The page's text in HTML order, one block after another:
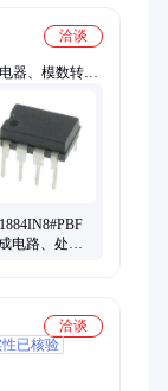
洽谈
器、模数转换
转换器、
、汽车继电
业接近传感器
电路、处理
洽谈
已核验